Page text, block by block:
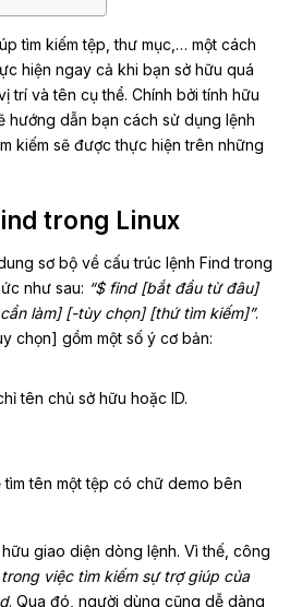
tìm kiếm tệp, thư mục,… một cách
hiện ngay cả khi bạn sở hữu quá
trí và tên cụ thể. Chính bởi tính hữu
hướng dẫn bạn cách sử dụng lệnh
kiếm sẽ được thực hiện trên những
trong Linux
sơ bộ về cấu trúc lệnh Find trong
như sau: “$ find [bắt đầu từ đâu]
làm] [-tùy chọn] [thứ tìm kiếm]”.
chọn] gồm một số ý cơ bản:
tên chủ sở hữu hoặc ID.
tên một tệp có chữ demo bên
giao diện dòng lệnh. Vì thế, công
việc tìm kiếm sự trợ giúp của
. Qua đó, người dùng cũng dễ dàng